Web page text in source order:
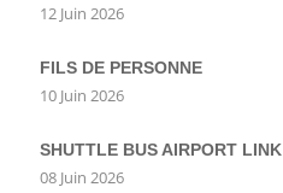
12 Juin 2026
FILS DE PERSONNE
10 Juin 2026
SHUTTLE BUS AIRPORT LINK
08 Juin 2026